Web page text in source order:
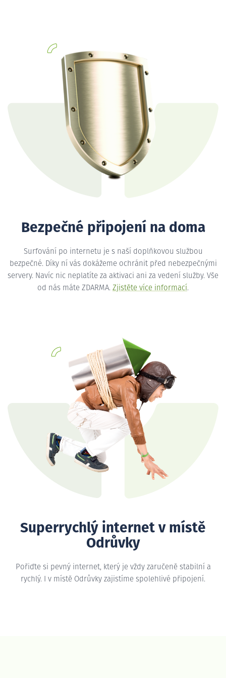
Bezpečné připojení na doma
Surfování po internetu je s naší doplňkovou službou
bezpečné. Díky ní vás dokážeme ochránit před nebezpečnými
servery. Navíc nic neplatíte za aktivaci ani za vedení služby. Vše
od nás máte ZDARMA. Zjistěte více informací.
Superrychlý internet v místě
Odrůvky
Pořiďte si pevný internet, který je vždy zaručeně stabilní a
rychlý. I v místě Odrůvky zajistíme spolehlivé připojení.